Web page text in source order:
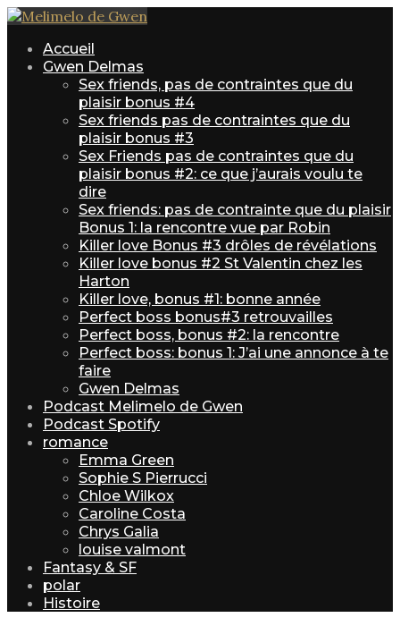
Accueil
Gwen Delmas
Sex friends, pas de contraintes que du
plaisir bonus #4
Sex friends pas de contraintes que du
plaisir bonus #3
Sex Friends pas de contraintes que du
plaisir bonus #2: ce que j’aurais voulu te
dire
Sex friends: pas de contrainte que du plaisir
Bonus 1: la rencontre vue par Robin
Killer love Bonus #3 drôles de révélations
Killer love bonus #2 St Valentin chez les
Harton
Killer love, bonus #1: bonne année
Perfect boss bonus#3 retrouvailles
Perfect boss, bonus #2: la rencontre
Perfect boss: bonus 1: J’ai une annonce à te
faire
Gwen Delmas
Podcast Melimelo de Gwen
Podcast Spotify
romance
Emma Green
Sophie S Pierrucci
Chloe Wilkox
Caroline Costa
Chrys Galia
louise valmont
Fantasy & SF
polar
Histoire